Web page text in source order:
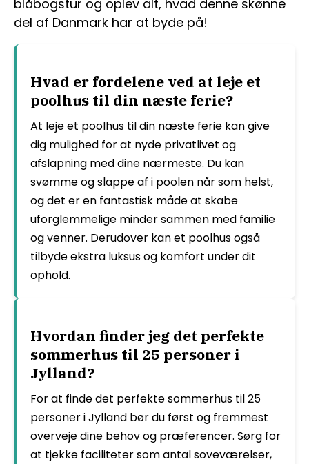
blåbogstur og oplev alt, hvad denne skønne
del af Danmark har at byde på!
Hvad er fordelene ved at leje et
poolhus til din næste ferie?
At leje et poolhus til din næste ferie kan give
dig mulighed for at nyde privatlivet og
afslapning med dine nærmeste. Du kan
svømme og slappe af i poolen når som helst,
og det er en fantastisk måde at skabe
uforglemmelige minder sammen med familie
og venner. Derudover kan et poolhus også
tilbyde ekstra luksus og komfort under dit
ophold.
Hvordan finder jeg det perfekte
sommerhus til 25 personer i
Jylland?
For at finde det perfekte sommerhus til 25
personer i Jylland bør du først og fremmest
overveje dine behov og præferencer. Sørg for
at tjekke faciliteter som antal soveværelser,